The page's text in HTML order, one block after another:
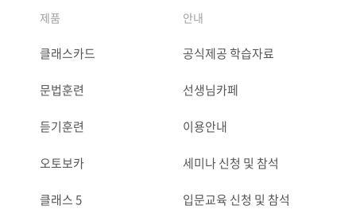
제품
클래스카드
문법훈련
듣기훈련
오토보카
클래스 5
안내
공식제공 학습자료
선생님카페
이용안내
세미나 신청 및 참석
입문교육 신청 및 참석